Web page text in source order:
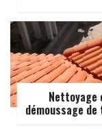
Nettoyage
démoussage